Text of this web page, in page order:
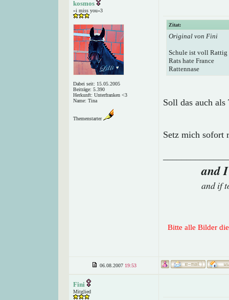
kosmos
»i miss you«3
Dabei seit: 15.05.2005
Beiträge: 5.390
Herkunft: Unterfranken <3
Name: Tina
Themenstarter
Zitat:
Original von Fini
Schule ist voll Rattig
Rats hate France
Rattennase
Soll das auch
Setz mich sofort
and
and if
Bitte alle Bilder
06.08.2007 19:53
Fini
Mitglied